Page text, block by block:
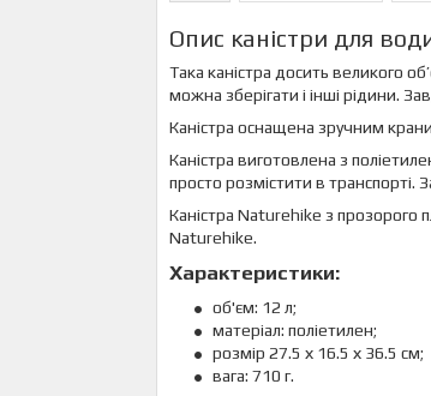
Опис каністри для
Така каністра досить великого
можна зберігати і інші рідини.
Каністра оснащена зручним
Каністра виготовлена з
просто розмістити в транспорті.
Каністра Naturehike з прозорого
Naturehike.
Характеристики:
об'єм: 12 л;
матеріал: поліетилен;
розмір 27.5 х 16.5 х 36.5 см;
вага: 710 г.